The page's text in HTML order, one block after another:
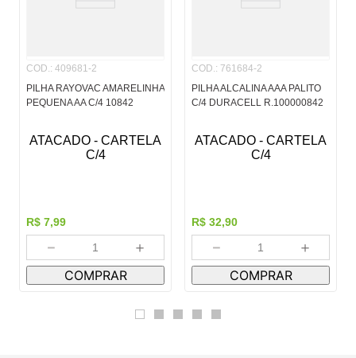
COD.: 409681-2
PILHA RAYOVAC AMARELINHA
PEQUENA AA C/4 10842
ATACADO - CARTELA
C/4
R$ 7,99
＋
－
COMPRAR
COD.: 761684-2
PILHA ALCALINA AAA PALITO
C/4 DURACELL R.100000842
ATACADO - CARTELA
C/4
R$ 32,90
＋
－
COMPRAR